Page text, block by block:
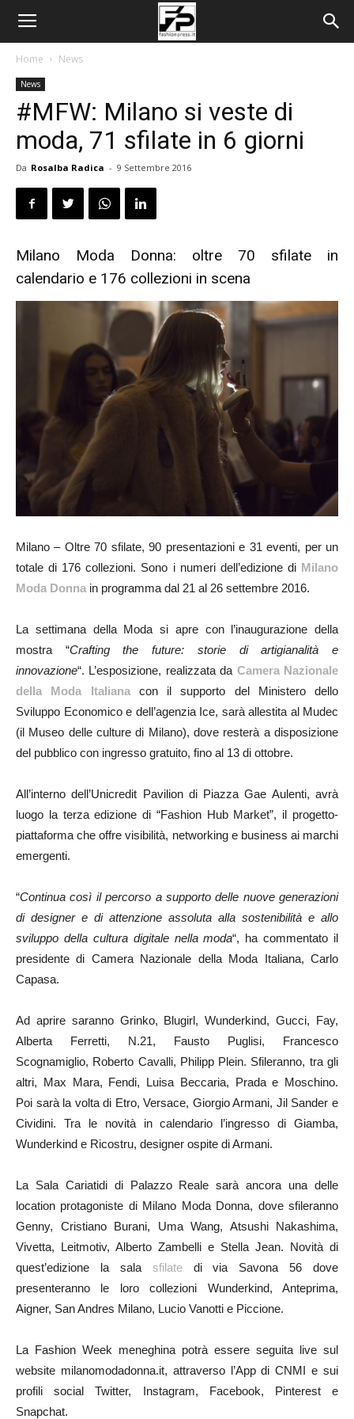
Home News
News
#MFW: Milano si veste di
moda, 71 sfilate in 6 giorni
Da Rosalba Radica - 9 Settembre 2016
Milano Moda Donna: oltre 70 sfilate in
calendario e 176 collezioni in scena
Milano – Oltre 70 sfilate, 90 presentazioni e 31 eventi, per un
totale di 176 collezioni. Sono i numeri dell’edizione di Milano
Moda Donna in programma dal 21 al 26 settembre 2016.
La settimana della Moda si apre con l’inaugurazione della
mostra “Crafting the future: storie di artigianalità e
innovazione“. L’esposizione, realizzata da Camera Nazionale
della Moda Italianacon il supporto del Ministero dello
Sviluppo Economico e dell’agenzia Ice, sarà allestita al Mudec
(il Museo delle culture di Milano), dove resterà a disposizione
del pubblico con ingresso gratuito, fino al 13 di ottobre.
All’interno dell’Unicredit Pavilion di Piazza Gae Aulenti, avrà
luogo la terza edizione di “Fashion Hub Market”, il progetto-
piattaforma che offre visibilità, networking e business ai marchi
emergenti.
“Continua così il percorso a supporto delle nuove generazioni
di designer e di attenzione assoluta alla sostenibilità e allo
sviluppo della cultura digitale nella moda“, ha commentato il
presidente di Camera Nazionale della Moda Italiana, Carlo
Capasa.
Ad aprire saranno Grinko, Blugirl, Wunderkind, Gucci, Fay,
Alberta Ferretti, N.21, Fausto Puglisi, Francesco
Scognamiglio, Roberto Cavalli, Philipp Plein. Sfileranno, tra gli
altri, Max Mara, Fendi, Luisa Beccaria, Prada e Moschino.
Poi sarà la volta di Etro, Versace, Giorgio Armani, Jil Sander e
Cividini. Tra le novità in calendario l’ingresso di Giamba,
Wunderkind e Ricostru, designer ospite di Armani.
La Sala Cariatidi di Palazzo Reale sarà ancora una delle
location protagoniste di Milano Moda Donna, dove sfileranno
Genny, Cristiano Burani, Uma Wang, Atsushi Nakashima,
Vivetta, Leitmotiv, Alberto Zambelli e Stella Jean. Novità di
quest’edizione la sala sfilatedi via Savona 56 dove
presenteranno le loro collezioni Wunderkind, Anteprima,
Aigner, San Andres Milano, Lucio Vanotti e Piccione.
La Fashion Week meneghina potrà essere seguita live sul
website milanomodadonna.it, attraverso l’App di CNMI e sui
profili social Twitter, Instagram, Facebook, Pinterest e
Snapchat.